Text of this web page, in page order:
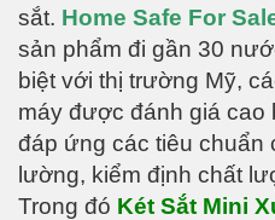
sắt. Home Safe For
sản phẩm đi gần 30
biệt với thị trường Mỹ,
máy được đánh giá
đáp ứng các tiêu chuẩn
lường, kiểm định chất
Trong đó Két Sắt Mini